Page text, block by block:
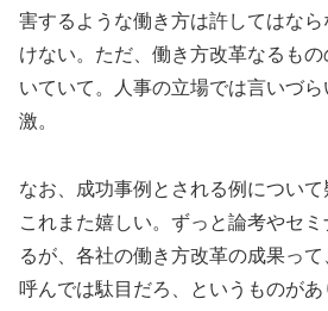
害するような働き方は許してはな
けない。ただ、働き方改革なるも
いていて。人事の立場では言いづ
激。
なお、成功事例とされる例について
これまた嬉しい。ずっと論考やセ
るが、各社の働き方改革の成果っ
呼んでは駄目だろ、というものがあ